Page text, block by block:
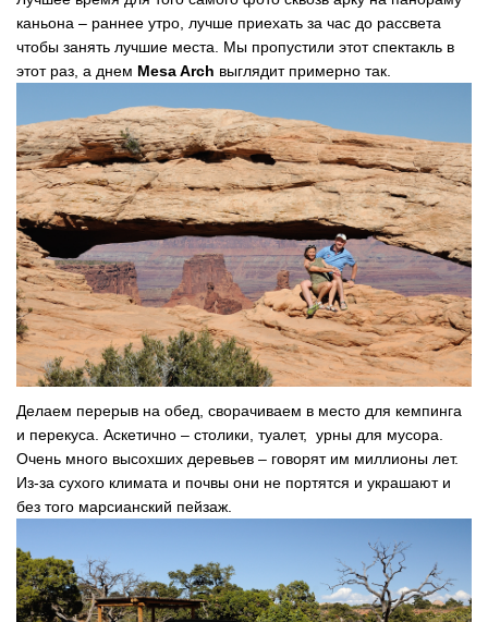
каньона – раннее утро, лучше приехать за час до рассвета
чтобы занять лучшие места. Мы пропустили этот спектакль в
этот раз, а днем Mesa Arch выглядит примерно так.
Делаем перерыв на обед, сворачиваем в место для кемпинга
и перекуса. Аскетично – столики, туалет, урны для мусора.
Очень много высохших деревьев – говорят им миллионы лет.
Из-за сухого климата и почвы они не портятся и украшают и
без того марсианский пейзаж.